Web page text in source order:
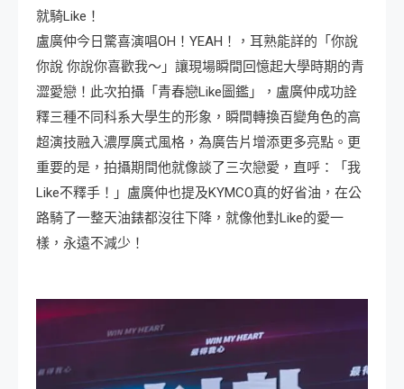
就騎Like！
盧廣仲今日驚喜演唱OH！YEAH！，耳熟能詳的「你說
你說 你說你喜歡我～」讓現場瞬間回憶起大學時期的青
澀愛戀！此次拍攝「青春戀Like圖鑑」，盧廣仲成功詮
釋三種不同科系大學生的形象，瞬間轉換百變角色的高
超演技融入濃厚廣式風格，為廣告片增添更多亮點。更
重要的是，拍攝期間他就像談了三次戀愛，直呼：「我
Like不釋手！」盧廣仲也提及KYMCO真的好省油，在公
路騎了一整天油錶都沒往下降，就像他對Like的愛一
樣，永遠不減少！